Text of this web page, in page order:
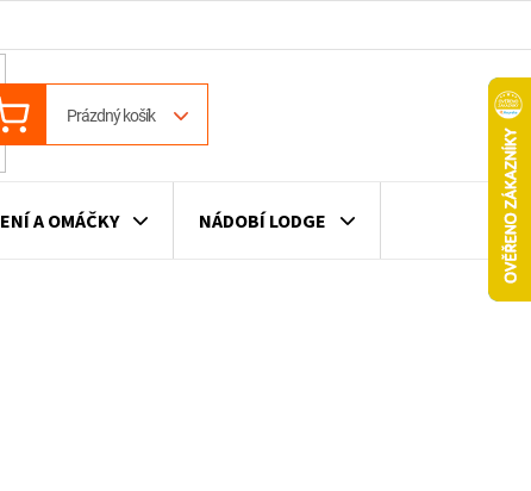
Prázdný košík
A OMÁČKY NÁDOBÍ LODGE